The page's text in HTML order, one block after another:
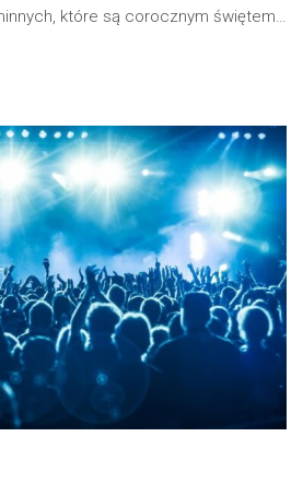
które są corocznym świętem…